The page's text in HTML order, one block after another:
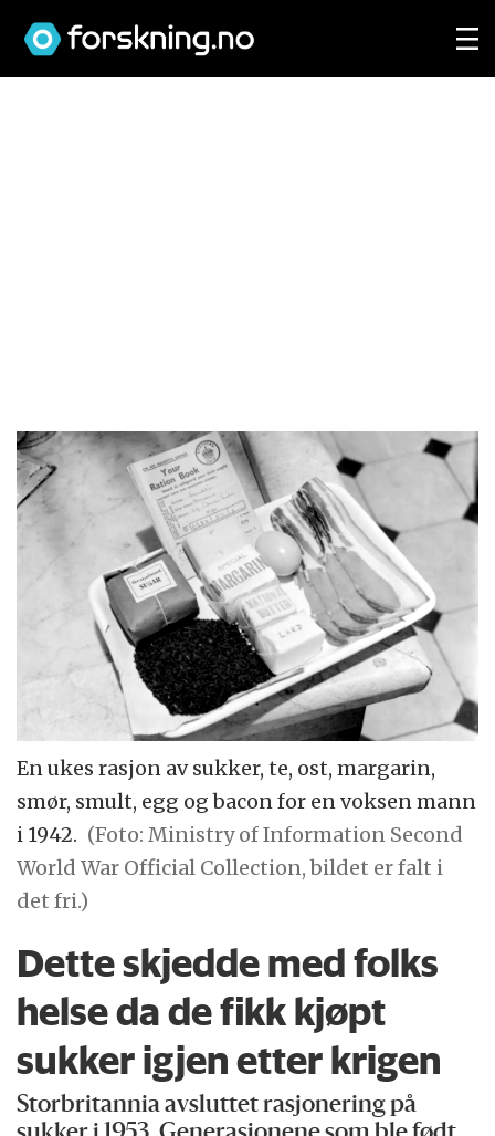
En ukes rasjon av sukker, te, ost, margarin,
smør, smult, egg og bacon for en voksen mann
i 1942. (Foto: Ministry of Information Second
World War Official Collection, bildet er falt i
det fri.)
Dette skjedde med folks
helse da de fikk kjøpt
sukker igjen etter krigen
Storbritannia avsluttet rasjonering på